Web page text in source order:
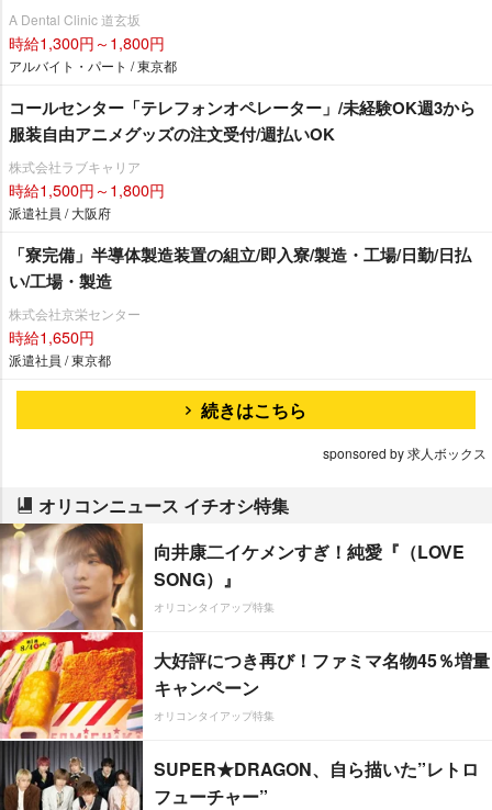
A Dental Clinic 道玄坂
時給1,300円～1,800円
アルバイト・パート / 東京都
コールセンター「テレフォンオペレーター」/未経験OK週3から
服装自由アニメグッズの注文受付/週払いOK
株式会社ラブキャリア
時給1,500円～1,800円
派遣社員 / 大阪府
「寮完備」半導体製造装置の組立/即入寮/製造・工場/日勤/日払
い/工場・製造
株式会社京栄センター
時給1,650円
派遣社員 / 東京都
続きはこちら
sponsored by 求人ボックス
オリコンニュース イチオシ特集
向井康二イケメンすぎ！純愛『（LOVE
SONG）』
オリコンタイアップ特集
大好評につき再び！ファミマ名物45％増量
キャンペーン
オリコンタイアップ特集
SUPER★DRAGON、自ら描いた”レトロ
フューチャー”